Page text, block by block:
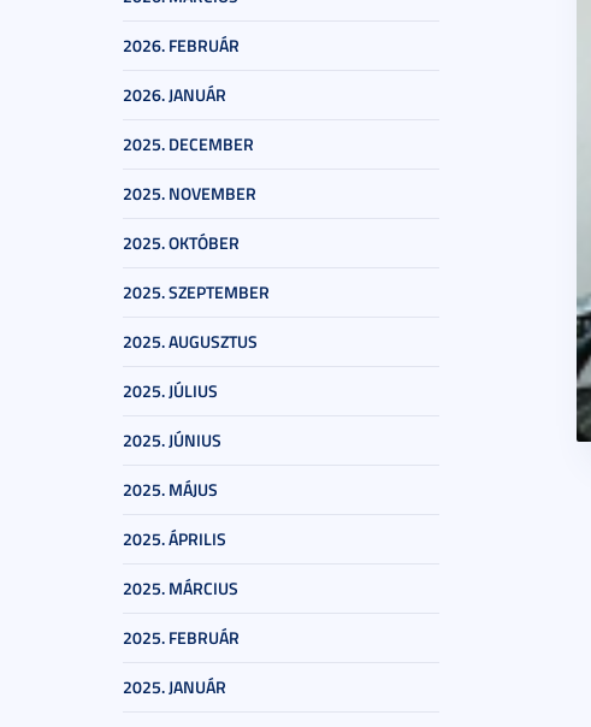
2026. FEBRUÁR
2026. JANUÁR
2025. DECEMBER
2025. NOVEMBER
2025. OKTÓBER
2025. SZEPTEMBER
2025. AUGUSZTUS
2025. JÚLIUS
2025. JÚNIUS
2025. MÁJUS
2025. ÁPRILIS
2025. MÁRCIUS
2025. FEBRUÁR
2025. JANUÁR